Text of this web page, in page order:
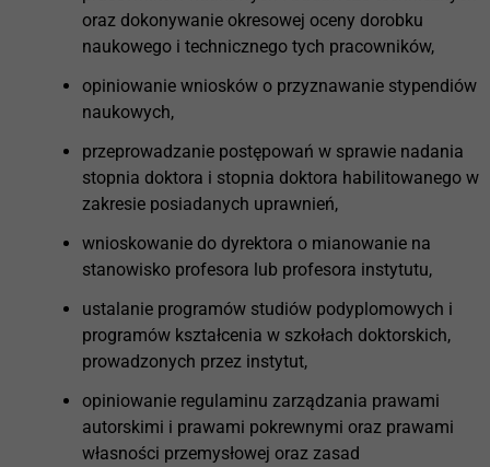
oraz dokonywanie okresowej oceny dorobku
naukowego i technicznego tych pracowników,
opiniowanie wniosków o przyznawanie stypendiów
naukowych,
przeprowadzanie postępowań w sprawie nadania
stopnia doktora i stopnia doktora habilitowanego w
zakresie posiadanych uprawnień,
wnioskowanie do dyrektora o mianowanie na
stanowisko profesora lub profesora instytutu,
ustalanie programów studiów podyplomowych i
programów kształcenia w szkołach doktorskich,
prowadzonych przez instytut,
opiniowanie regulaminu zarządzania prawami
autorskimi i prawami pokrewnymi oraz prawami
własności przemysłowej oraz zasad